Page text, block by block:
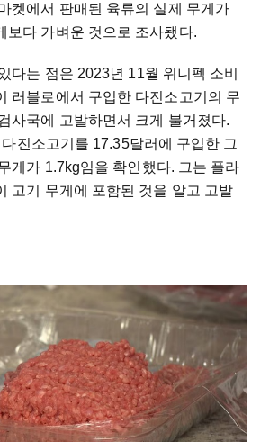
켓에서 판매된 육류의 실제 무게가
보다 가벼운 것으로 조사됐다.
다는 점은 2023년 11월 위니펙 소비
러블로에서 구입한 다진소고기의 무
사국에 고발하면서 크게 불거졌다.
진소고기를 17.35달러에 구입한 그
게가 1.7kg임을 확인했다. 그는 플라
고기 무게에 포함된 것을 알고 고발